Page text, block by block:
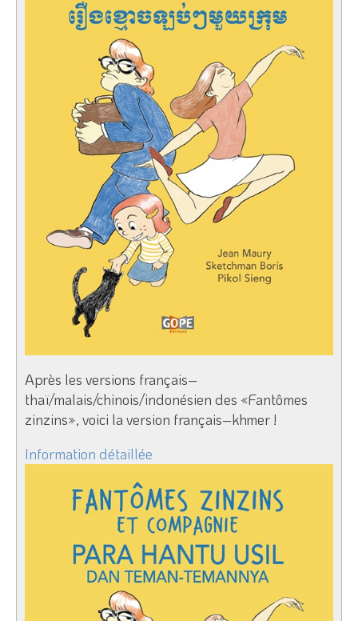
Après les versions français–
thaï/malais/chinois/indonésien des «Fantômes
zinzins», voici la version français–khmer !
Information détaillée